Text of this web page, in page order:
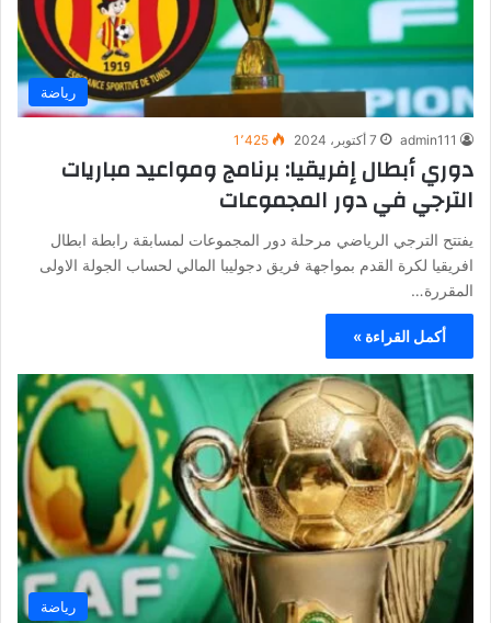
رياضة
admin111 7 أكتوبر، 2024 1٬425
دوري أبطال إفريقيا: برنامج ومواعيد مباريات
الترجي في دور المجموعات
يفتتح الترجي الرياضي مرحلة دور المجموعات لمسابقة رابطة ابطال
افريقيا لكرة القدم بمواجهة فريق دجوليبا المالي لحساب الجولة الاولى
المقررة…
أكمل القراءة »
رياضة